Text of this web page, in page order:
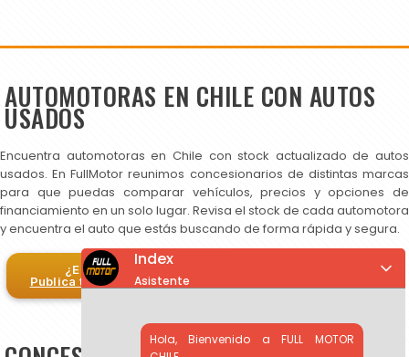
AUTOMOTORAS EN CHILE CON AUTOS
USADOS
Encuentra automotoras en Chile con stock actualizado de autos
usados. En FullMotor reunimos concesionarios de distintas marcas
para que puedas comparar vehículos, precios y opciones de
financiamiento en un solo lugar. Revisa el stock de cada automotora
y encuentra el auto que estás buscando de forma rápida y segura.
¿Eres automotora?
Publica tus autos en FullMotor
Index
Asistente
Hola, Bienvenido a FULL MOTOR